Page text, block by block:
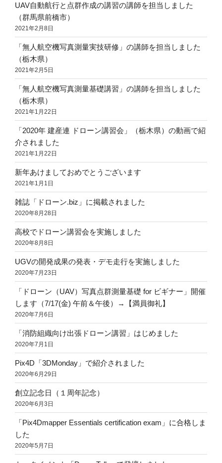
UAV自動航行と点群作成の講習の講師を担当しました
（群馬県前橋市）
2021年2月8日
「無人航空機写真測量実技研修」の講師を担当しました
（栃木県）
2021年2月5日
「無人航空機写真測量基礎講習」の講師を担当しました
（栃木県）
2021年1月22日
「2020年 建産連 ドローン講習会」（栃木県）の動画で紹
介されました
2021年1月22日
新年あけましておめでとうございます
2021年1月1日
雑誌「ドローン.biz」に掲載されました
2020年8月28日
高校でドローン講習会を実施しました
2020年8月8日
UGVの開発成果の発表・デモ走行を実施しました
2020年7月23日
「ドローン（UAV）写真点群測量基礎 for ビギナー」開催
します（7/17(金) 午前＆午後）→【満員御礼】
2020年7月6日
「消防組織向け出張ドローン講習」はじめました
2020年7月1日
Pix4D「3DMonday」で紹介されました
2020年6月29日
創立記念日（１周年記念）
2020年6月3日
「Pix4Dmapper Essentials certification exam」に合格しま
した
2020年5月7日